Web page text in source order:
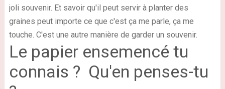
joli souvenir. Et savoir qu'il peut servir à planter des
graines peut importe ce que c'est ça me parle, ça me
touche. C'est une autre manière de garder un souvenir.
Le papier ensemencé tu
connais ? Qu'en penses-tu